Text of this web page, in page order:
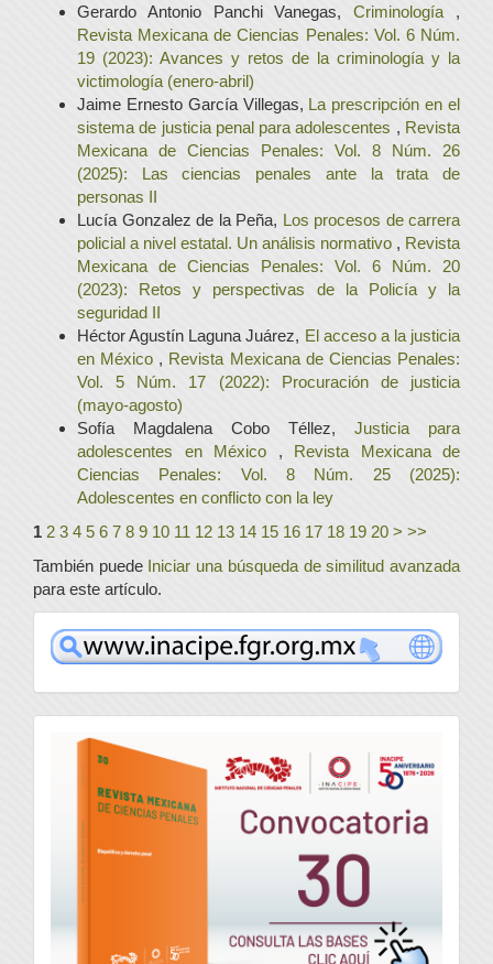
Gerardo Antonio Panchi Vanegas,Criminología ,
Revista Mexicana de Ciencias Penales: Vol. 6 Núm.
19 (2023): Avances y retos de la criminología y la
victimología (enero-abril)
Jaime Ernesto García Villegas, La prescripción en el
sistema de justicia penal para adolescentes , Revista
Mexicana de Ciencias Penales: Vol. 8 Núm. 26
(2025): Las ciencias penales ante la trata de
personas II
Lucía Gonzalez de la Peña, Los procesos de carrera
policial a nivel estatal. Un análisis normativo , Revista
Mexicana de Ciencias Penales: Vol. 6 Núm. 20
(2023): Retos y perspectivas de la Policía y la
seguridad II
Héctor Agustín Laguna Juárez, El acceso a la justicia
en México , Revista Mexicana de Ciencias Penales:
Vol. 5 Núm. 17 (2022): Procuración de justicia
(mayo-agosto)
Sofía Magdalena Cobo Téllez, Justicia para
adolescentes en México , Revista Mexicana de
Ciencias Penales: Vol. 8 Núm. 25 (2025):
Adolescentes en conflicto con la ley
1 2 3 4 5 6 7 8 9 10 11 12 13 14 15 16 17 18 19 20 > >>
También puede Iniciar una búsqueda de similitud avanzada
para este artículo.
www
convocatoria